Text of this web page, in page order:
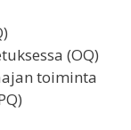
(OQ)
toiminta